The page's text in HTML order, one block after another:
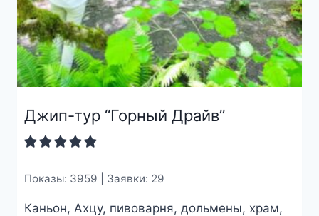
Джип-тур “Горный Драйв”
Показы: 3959 | Заявки: 29
Каньон, Ахцу, пивоварня, дольмены, храм,